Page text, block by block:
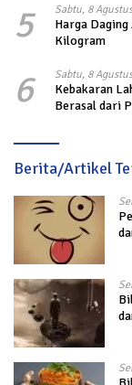
5 Sabtu, 8
Harga
Kilogram
6 Sabtu, 8
Kebakaran
Berasal dari
Berita/Artikel